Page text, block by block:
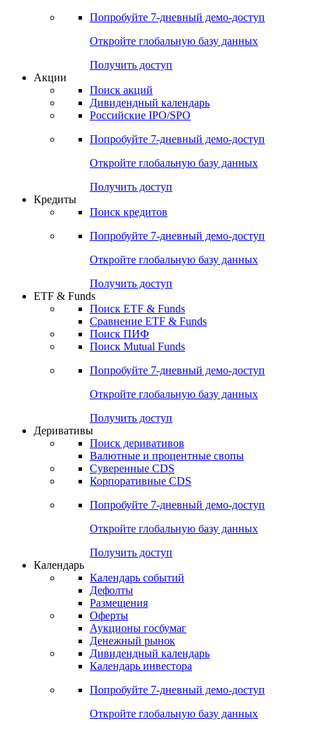
Попробуйте 7-дневный демо-доступ
Откройте глобальную базу данных
Получить доступ
Акции
Поиск акций
Дивидендный календарь
Российские IPO/SPO
Попробуйте 7-дневный демо-доступ
Откройте глобальную базу данных
Получить доступ
Кредиты
Поиск кредитов
Попробуйте 7-дневный демо-доступ
Откройте глобальную базу данных
Получить доступ
ETF & Funds
Поиск ETF & Funds
Сравнение ETF & Funds
Поиск ПИФ
Поиск Mutual Funds
Попробуйте 7-дневный демо-доступ
Откройте глобальную базу данных
Получить доступ
Деривативы
Поиск деривативов
Валютные и процентные свопы
Суверенные CDS
Корпоративные CDS
Попробуйте 7-дневный демо-доступ
Откройте глобальную базу данных
Получить доступ
Календарь
Календарь событий
Дефолты
Размещения
Оферты
Аукционы госбумаг
Денежный рынок
Дивидендный календарь
Календарь инвестора
Попробуйте 7-дневный демо-доступ
Откройте глобальную базу данных